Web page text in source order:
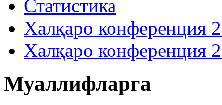
Статистика
Халқаро конференция
Халқаро конференция
Муаллифларга